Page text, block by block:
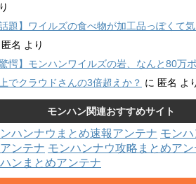
話題】ワイルズの食べ物が加工品っぽくて
匿名 より
驚愕】モンハンワイルズの岩、なんと80万
でクラウドさんの3倍超えか？ に 匿名 よ
モンハン関連おすすめサイト
ハンナウまとめ速報アンテナ モンハ
ンテナ モンハンナウ攻略まとめアン
ンまとめアンテナ